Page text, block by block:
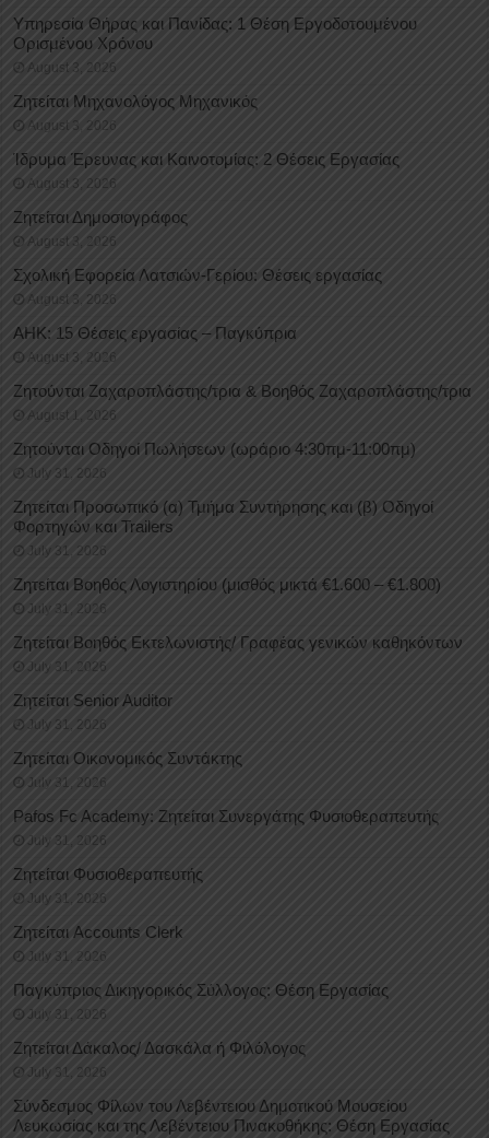
Υπηρεσία Θήρας και Πανίδας: 1 Θέση Eργοδοτουμένου
Oρισμένου Xρόνου
August 3, 2026
Ζητείται Μηχανολόγος Μηχανικός
August 3, 2026
Ίδρυμα Έρευνας και Καινοτομίας: 2 Θέσεις Εργασίας
August 3, 2026
Ζητείται Δημοσιογράφος
August 3, 2026
Σχολική Εφορεία Λατσιών-Γερίου: Θέσεις εργασίας
August 3, 2026
ΑΗΚ: 15 Θέσεις εργασίας – Παγκύπρια
August 3, 2026
Ζητούνται Ζαχαροπλάστης/τρια & Βοηθός Ζαχαροπλάστης/τρια
August 1, 2026
Ζητούνται Οδηγοί Πωλήσεων (ωράριο 4:30πμ-11:00πμ)
July 31, 2026
Ζητείται Προσωπικό (α) Τμήμα Συντήρησης και (β) Οδηγοί
Φορτηγών και Trailers
July 31, 2026
Ζητείται Βοηθός Λογιστηρίου (μισθός μικτά €1.600 – €1.800)
July 31, 2026
Ζητείται Βοηθός Εκτελωνιστής/ Γραφέας γενικών καθηκόντων
July 31, 2026
Ζητείται Senior Auditor
July 31, 2026
Ζητείται Οικονομικός Συντάκτης
July 31, 2026
Pafos Fc Academy: Ζητείται Συνεργάτης Φυσιοθεραπευτής
July 31, 2026
Ζητείται Φυσιοθεραπευτής
July 31, 2026
Ζητείται Accounts Clerk
July 31, 2026
Παγκύπριος Δικηγορικός Σύλλογος: Θέση Εργασίας
July 31, 2026
Ζητείται Δάκαλος/ Δασκάλα ή Φιλόλογος
July 31, 2026
Σύνδεσμος Φίλων του Λεβέντειου Δημοτικού Μουσείου
Λευκωσίας και της Λεβέντειου Πινακοθήκης: Θέση Εργασίας